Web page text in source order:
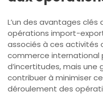
L’un des avantages
opérations import-
associés à ces activités
commerce international
d’incertitudes, mais
contribuer à minimiser
déroulement des